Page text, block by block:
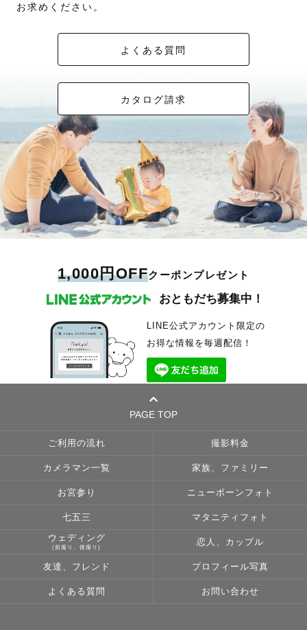
お求めください。
よくある質問
カタログ請求
1,000円OFFクーポンプレゼント
おともだち募集中！
LINE公式アカウント限定の
お得な情報を毎週配信！
PAGE TOP
ご利用の流れ 撮影料金
カメラマン一覧 家族、ファミリー
お宮参り ニューボーンフォト
七五三 マタニティフォト
ウェディング
(前撮り、後撮り)
恋人、カップル
友達、フレンド プロフィール写真
よくある質問 お問い合わせ